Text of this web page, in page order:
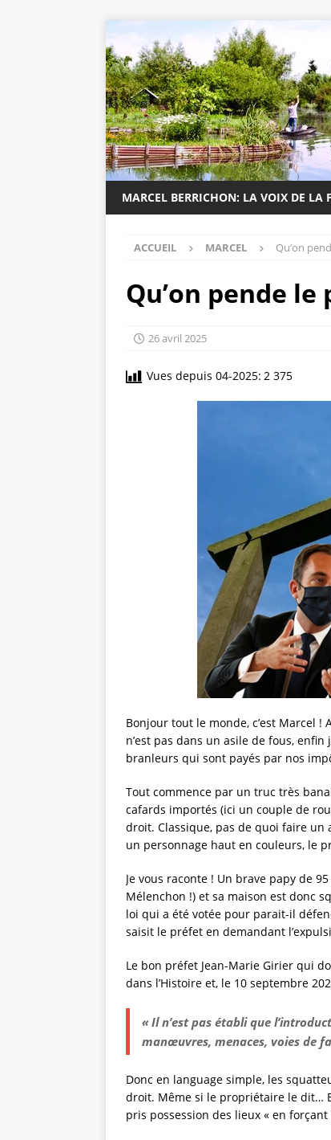
MARCEL BERRICHON: LA VOIX DE LA
ACCUEIL MARCEL Qu’on
Qu’on pende le
26 avril 2025
Vues depuis 04-2025: 2 375
Bonjour tout le monde, c’est Marcel
n’est pas dans un asile de fous,
branleurs qui sont payés par nos
Tout commence par un truc très
cafards importés (ici un couple de
droit. Classique, pas de quoi faire un
un personnage haut en couleurs, le
Je vous raconte ! Un brave papy de
Mélenchon !) et sa maison est donc
loi qui a été votée pour parait-il
saisit le préfet en demandant
Le bon préfet Jean-Marie Girier qui
dans l’Histoire et, le 10 septembre
« Il n’est pas établi que
manœuvres, menaces, voies de
Donc en language simple, les
droit. Même si le propriétaire le dit…
pris possession des lieux « en